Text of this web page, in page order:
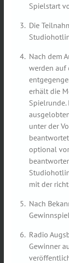
Spielstart
Die
Nach dem
werden auf
erhält die
unter der
optional
mit der
Nach
Radio
Gewinner